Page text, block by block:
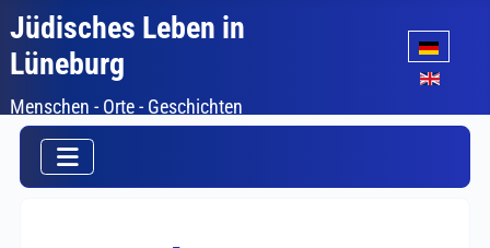
Jüdisches Leben in
Lüneburg
Menschen - Orte - Geschichten
Sprache